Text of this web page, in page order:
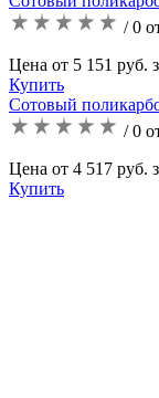
/ 0
Цена от 5 151 руб.
Купить
Сотовый
/ 0
Цена от 4 517 руб.
Купить